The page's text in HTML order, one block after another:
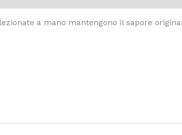
a mano mantengono il sapore